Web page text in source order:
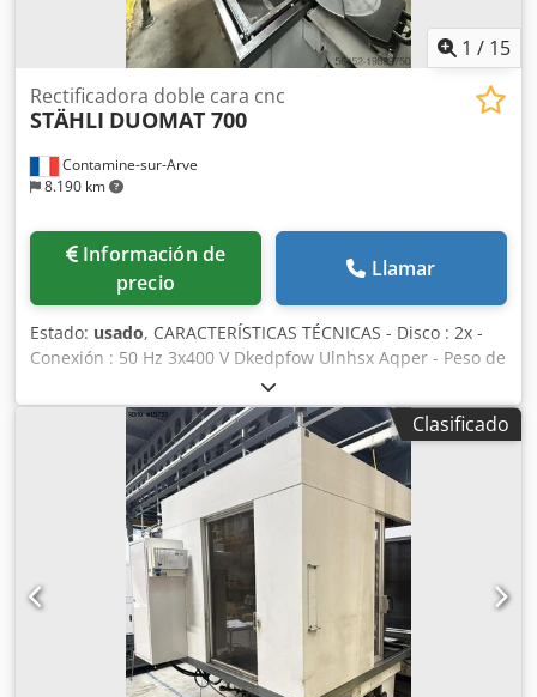
funcionamiento intermitente con tiempos de inactividad
que alcanzan el 40 %.
1 / 15
Contamine-sur-Arve
8.190 km
Rectificadora doble cara cnc
STÄHLI DUOMAT 700
Información de
precio
Llamar
Estado: usado, CARACTERÍSTICAS TÉCNICAS - Disco : 2x -
Conexión : 50 Hz 3x400 V Dkedpfow Ulnhsx Aqper - Peso de
la máquina : 3200 [Kg] - Horas en tensión : 94 787 [h] -
Diametro de la muela : 700 [mm] - Altura de la muela : 200
[mm] - Altura máxima de la pieza a mecanizar : 100 [mm]
Clasificado